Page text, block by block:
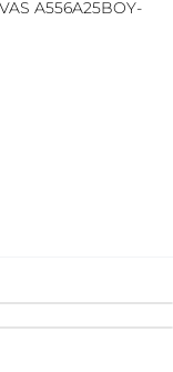
A556A25BOY-